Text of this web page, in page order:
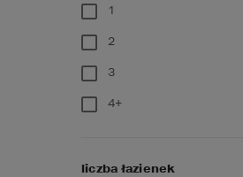
1
2
3
4+
liczba łazienek